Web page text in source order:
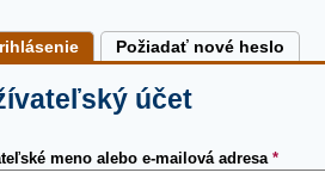
karty(active tab)
Požiadať nové heslo
účet
meno alebo e-mailová adresa *